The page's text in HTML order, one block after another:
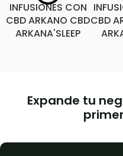
INFUSIONES CON
CBD ARKANO CBD
ARKANA'SLEEP
CBD
Expande tu